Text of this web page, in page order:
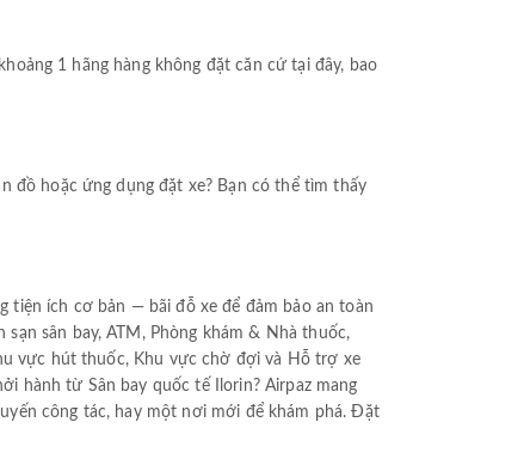
1 hãng hàng không đặt căn cứ tại đây, bao
đồ hoặc ứng dụng đặt xe? Bạn có thể tìm thấy
tiện ích cơ bản — bãi đỗ xe để đảm bảo an toàn
sân bay, ATM, Phòng khám & Nhà thuốc,
vực hút thuốc, Khu vực chờ đợi và Hỗ trợ xe
hành từ Sân bay quốc tế Ilorin? Airpaz mang
công tác, hay một nơi mới để khám phá. Đặt